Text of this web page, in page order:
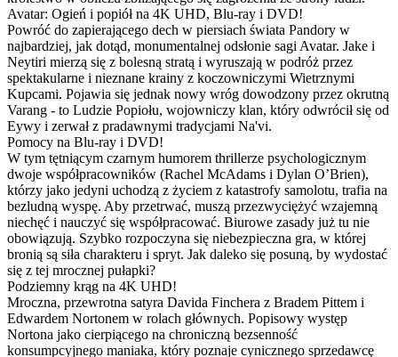
Avatar: Ogień i popiół na 4K UHD, Blu-ray i DVD!
Powróć do zapierającego dech w piersiach świata Pandory w
najbardziej, jak dotąd, monumentalnej odsłonie sagi Avatar. Jake i
Neytiri mierzą się z bolesną stratą i wyruszają w podróż przez
spektakularne i nieznane krainy z koczowniczymi Wietrznymi
Kupcami. Pojawia się jednak nowy wróg dowodzony przez okrutną
Varang - to Ludzie Popiołu, wojowniczy klan, który odwrócił się od
Eywy i zerwał z pradawnymi tradycjami Na'vi.
Pomocy na Blu-ray i DVD!
W tym tętniącym czarnym humorem thrillerze psychologicznym
dwoje współpracowników (Rachel McAdams i Dylan O’Brien),
którzy jako jedyni uchodzą z życiem z katastrofy samolotu, trafia na
bezludną wyspę. Aby przetrwać, muszą przezwyciężyć wzajemną
niechęć i nauczyć się współpracować. Biurowe zasady już tu nie
obowiązują. Szybko rozpoczyna się niebezpieczna gra, w której
bronią są siła charakteru i spryt. Jak daleko się posuną, by wydostać
się z tej mrocznej pułapki?
Podziemny krąg na 4K UHD!
Mroczna, przewrotna satyra Davida Finchera z Bradem Pittem i
Edwardem Nortonem w rolach głównych. Popisowy występ
Nortona jako cierpiącego na chroniczną bezsenność
konsumpcyjnego maniaka, który poznaje cynicznego sprzedawcę